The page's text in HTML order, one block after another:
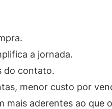
a jornada.
do contato.
menor custo por
mais aderentes ao que